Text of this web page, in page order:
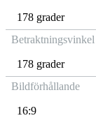
178 grader
178 grader
Bildförhållande
16:9